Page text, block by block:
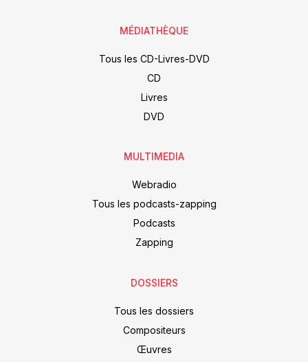
MÉDIATHÈQUE
Tous les CD-Livres-DVD
CD
Livres
DVD
MULTIMEDIA
Webradio
Tous les podcasts-zapping
Podcasts
Zapping
DOSSIERS
Tous les dossiers
Compositeurs
Œuvres